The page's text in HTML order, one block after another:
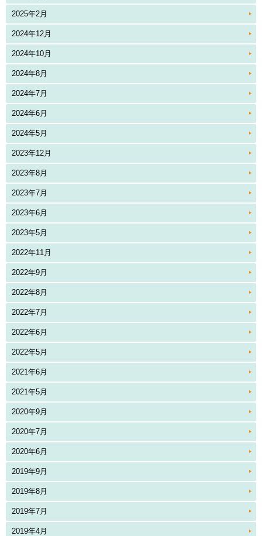
2025年2月
2024年12月
2024年10月
2024年8月
2024年7月
2024年6月
2024年5月
2023年12月
2023年8月
2023年7月
2023年6月
2023年5月
2022年11月
2022年9月
2022年8月
2022年7月
2022年6月
2022年5月
2021年6月
2021年5月
2020年9月
2020年7月
2020年6月
2019年9月
2019年8月
2019年7月
2019年4月